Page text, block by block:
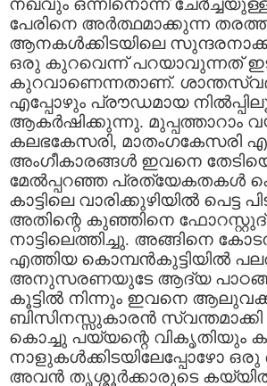
പേരിനെ അര്‍ത്ഥമാക്കുന്ന
ആനകള്‍ക്കിടയിലെ
ഒരു കുറവെന്ന് പറയാവുന്നത്‌
കുറവാണെന്നതാണ്‌.
എപ്പോഴും പ്രൗഡമായ
ആകര്‍ഷിക്കുന്നു. മുപ്പത്താറാം
കലഭകേസരി, മാതംഗകേസരി
അംഗീകാരങ്ങള്‍ ഇവനെ
മേല്‍പ്പറഞ്ഞ പ്രത്യേകതകള്‍
കാട്ടിലെ വാരിക്കുഴിയില്‍ പെട്ട
അതിന്റെ കുഞ്ഞിനെ
നാട്ടിലെത്തിച്ചു. അങ്ങിനെ
എത്തിയ കൊമ്പന്‍കുട്ടിയില്‍
അനുസരണയുടേ ആദ്യ
കൂട്ടില്‍ നിന്നും ഇവനെ
ബിസിനസ്സുകാരന്‍ സ്വന്തമാക്കി
കൊച്ചു പയ്യന്റെ വികൃതിയും
നാളുകള്‍ക്കിടയിലേപ്പോഴോ ഒരു
അവന്‍ തൃശ്ശൂര്‍ക്കാരുടെ കയ്യില്‍